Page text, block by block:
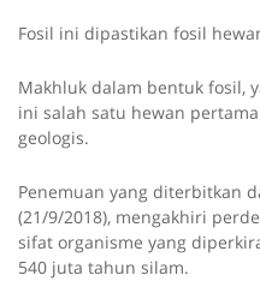
Fosil ini dipastikan fosil
Makhluk dalam bentuk fosil,
ini salah satu hewan
geologis.
Penemuan yang diterbitkan
(21/9/2018), mengakhiri
sifat organisme yang
540 juta tahun silam.